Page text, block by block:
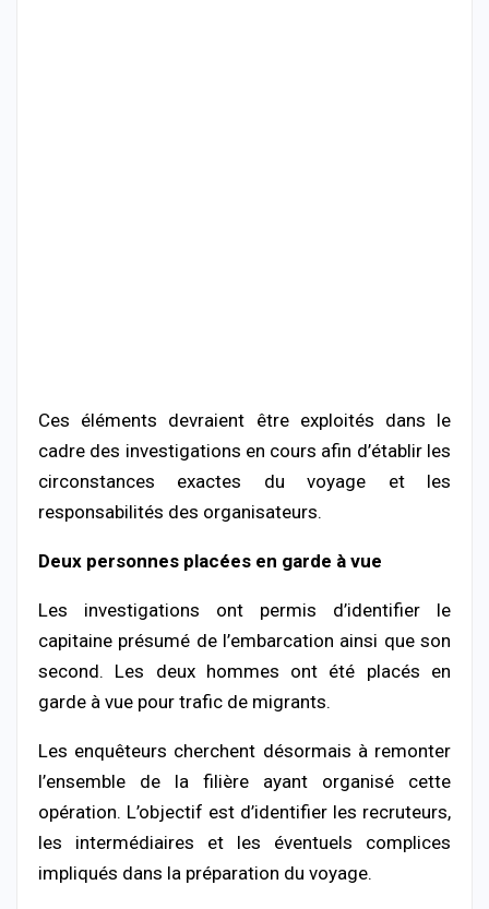
Ces éléments devraient être exploités dans le
cadre des investigations en cours afin d’établir les
circonstances exactes du voyage et les
responsabilités des organisateurs.
Deux personnes placées en garde à vue
Les investigations ont permis d’identifier le
capitaine présumé de l’embarcation ainsi que son
second. Les deux hommes ont été placés en
garde à vue pour trafic de migrants.
Les enquêteurs cherchent désormais à remonter
l’ensemble de la filière ayant organisé cette
opération. L’objectif est d’identifier les recruteurs,
les intermédiaires et les éventuels complices
impliqués dans la préparation du voyage.